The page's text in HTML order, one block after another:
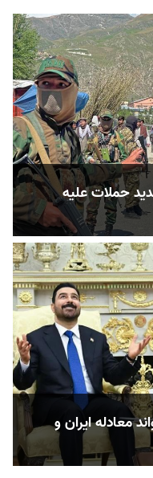
حملات علیه
معادله ایران و